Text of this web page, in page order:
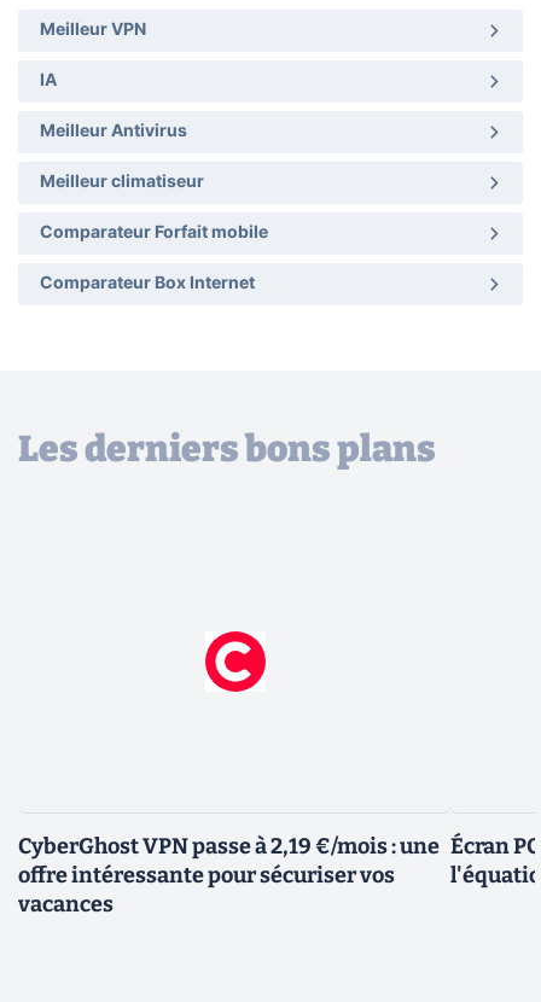
Meilleur VPN
IA
Meilleur Antivirus
Meilleur climatiseur
Comparateur Forfait mobile
Comparateur Box Internet
Les derniers bons plans
CyberGhost VPN passe à 2,19 €/mois : une
offre intéressante pour sécuriser vos
vacances
Écran